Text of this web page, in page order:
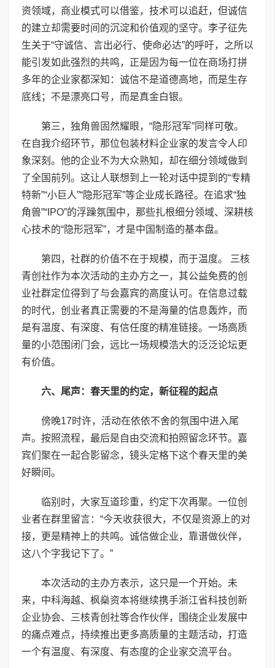
资领域，商业模式可以借鉴，技术可以追赶，但诚信
的建立却需要时间的沉淀和价值观的坚守。李子征先
生关于“守诚信、言出必行、使命必达”的呼吁，之所以
能引发如此强烈的共鸣，正是因为每一位在商场打拼
多年的企业家都深知：诚信不是道德高地，而是生存
底线；不是漂亮口号，而是真金白银。
第三，独角兽固然耀眼，“隐形冠军”同样可敬。
在自我介绍环节，那位包装材料企业家的发言令人印
象深刻。他的企业不为大众熟知，却在细分领域做到
了全国前列。这让人联想到上一轮对话中提到的“专精
特新”“小巨人”“隐形冠军”等企业成长路径。在追求“独
角兽”“IPO”的浮躁氛围中，那些扎根细分领域、深耕核
心技术的“隐形冠军”，才是中国制造的基本盘。
第四，社群的价值不在于规模，而于温度。 三核
青创社作为本次活动的主办方之一，其公益免费的创
业社群定位得到了与会嘉宾的高度认可。在信息过载
的时代，创业者真正需要的不是海量的信息轰炸，而
是有温度、有深度、有信任度的精准链接。一场高质
量的小范围闭门会，远比一场规模浩大的泛泛论坛更
有价值。
六、尾声：春天里的约定，新征程的起点
傍晚17时许，活动在依依不舍的氛围中进入尾
声。按照流程，最后是自由交流和拍照留念环节。嘉
宾们聚在一起合影留念，镜头定格下这个春天里的美
好瞬间。
临别时，大家互道珍重，约定下次再聚。一位创
业者在群里留言：“今天收获很大，不仅是资源上的对
接，更是精神上的共鸣。诚信做企业，靠谱做伙伴，
这八个字我记下了。”
本次活动的主办方表示，这只是一个开始。未
来，中科海越、枫燊资本将继续携手浙江省科技创新
企业协会、三核青创社等合作伙伴，围绕企业发展中
的痛点难点，持续推出更多高质量的主题活动，打造
一个有温度、有深度、有态度的企业家交流平台。